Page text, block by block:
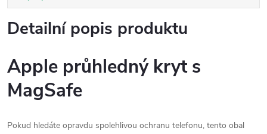
Detailní popis produktu
Apple průhledný kryt s
MagSafe
Pokud hledáte opravdu spolehlivou ochranu telefonu, tento obal